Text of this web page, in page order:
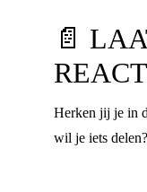
📄
Herken jij je in
wil je iets